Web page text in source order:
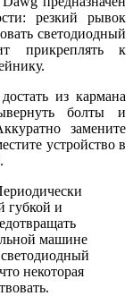
резкий рывок
светодиодный
прикреплять к
из кармана
болты и
замените
устройство в
губкой и
машине
некоторая